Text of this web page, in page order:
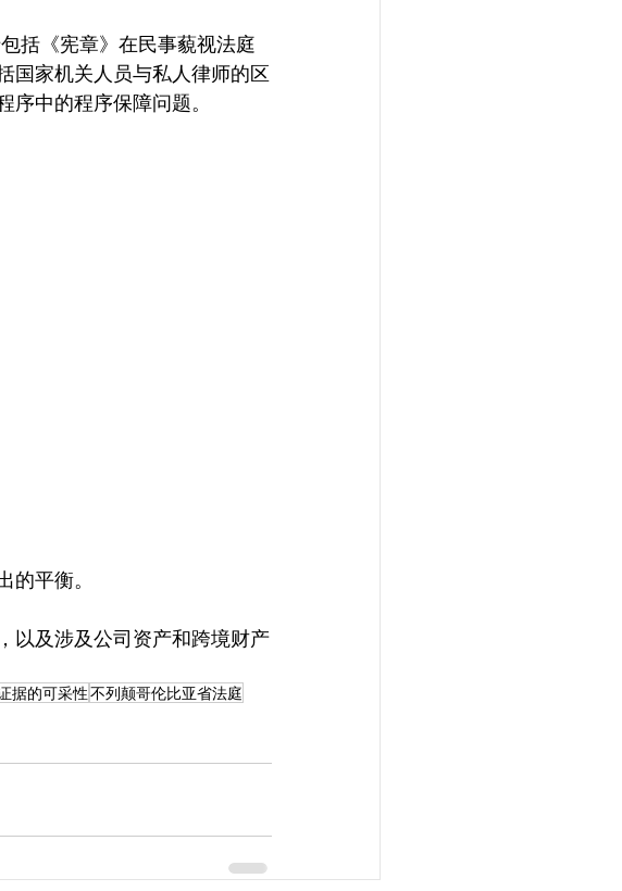
括《宪章》在民事藐视法庭
国家机关人员与私人律师的区
中的程序保障问题。
平衡。
以及涉及公司资产和跨境财产
据的可采性不列颠哥伦比亚省法庭